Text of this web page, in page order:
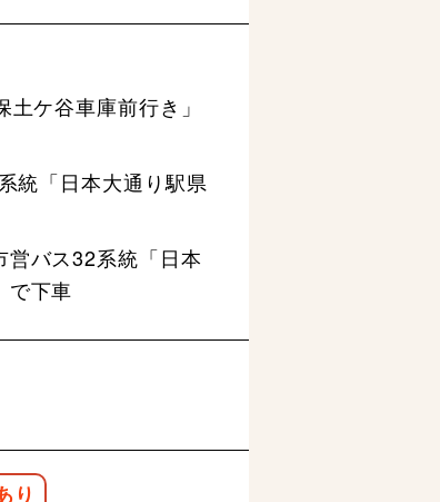
ケ谷車庫前行き」
統「日本大通り駅県
バス32系統「日本
で下車
り